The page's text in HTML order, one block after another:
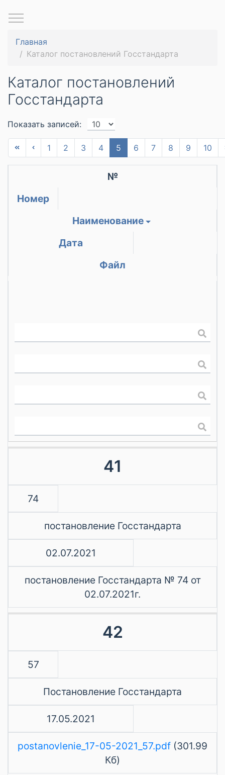
Главная
Каталог постановлений Госстандарта
Каталог постановлений
Госстандарта
Показать записей:
1 2 3 4 5 6 7 8 9 10
№
Номер
Наименование
Дата
Файл
41
74
постановление Госстандарта
02.07.2021
постановление Госстандарта № 74 от
02.07.2021г.
42
57
Постановление Госстандарта
17.05.2021
postanovlenie_17-05-2021_57.pdf (301.99
Кб)